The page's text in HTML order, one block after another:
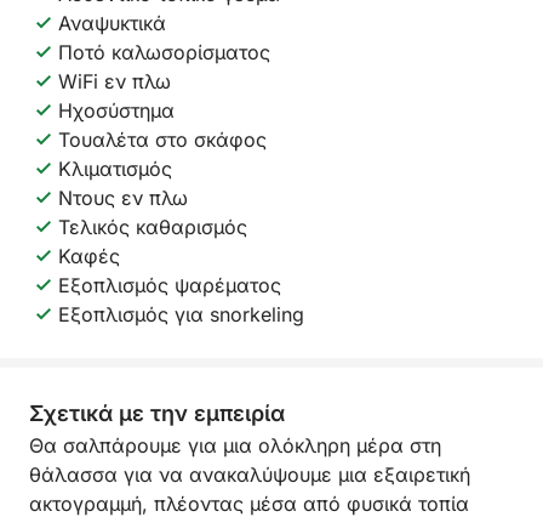
Αναψυκτικά
Ποτό καλωσορίσματος
WiFi εν πλω
Ηχοσύστημα
Τουαλέτα στο σκάφος
Κλιματισμός
Ντους εν πλω
Τελικός καθαρισμός
Καφές
Εξοπλισμός ψαρέματος
Εξοπλισμός για snorkeling
Σχετικά με την εμπειρία
Θα σαλπάρουμε για μια ολόκληρη μέρα στη
θάλασσα για να ανακαλύψουμε μια εξαιρετική
ακτογραμμή, πλέοντας μέσα από φυσικά τοπία